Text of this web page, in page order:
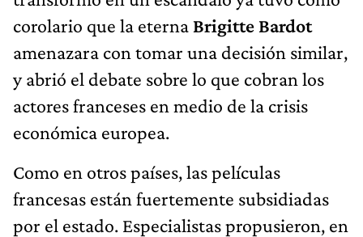
corolario que la eterna Brigitte Bardot
amenazara con tomar una decisión similar,
y abrió el debate sobre lo que cobran los
actores franceses en medio de la crisis
económica europea.
Como en otros países, las películas
francesas están fuertemente subsidiadas
por el estado. Especialistas propusieron, en